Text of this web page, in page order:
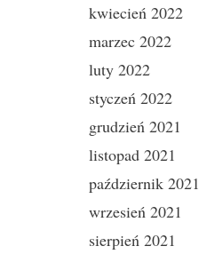
kwiecień 2022
marzec 2022
luty 2022
styczeń 2022
grudzień 2021
listopad 2021
październik 2021
wrzesień 2021
sierpień 2021